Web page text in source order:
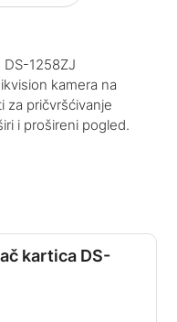
DS-1258ZJ
kamera na
za pričvršćivanje
i prošireni pogled.
kartica DS-